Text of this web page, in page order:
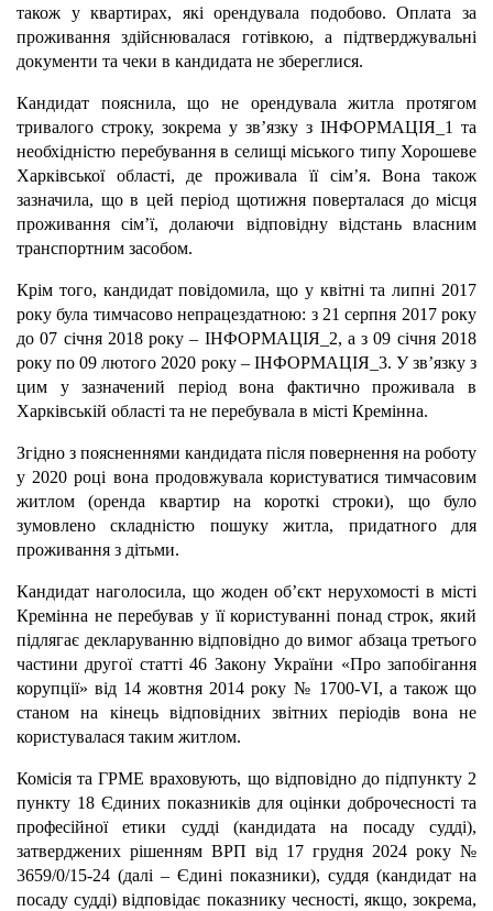
також у квартирах, які орендувала подобово. Оплата за
проживання здійснювалася готівкою, а підтверджувальні
документи та чеки в кандидата не збереглися.
Кандидат пояснила, що не орендувала житла протягом
тривалого строку, зокрема у зв’язку з ІНФОРМАЦІЯ_1 та
необхідністю перебування в селищі міського типу Хорошеве
Харківської області, де проживала її сім’я. Вона також
зазначила, що в цей період щотижня поверталася до місця
проживання сім’ї, долаючи відповідну відстань власним
транспортним засобом.
Крім того, кандидат повідомила, що у квітні та липні 2017
року була тимчасово непрацездатною: з 21 серпня 2017 року
до 07 січня 2018 року – ІНФОРМАЦІЯ_2, а з 09 січня 2018
року по 09 лютого 2020 року – ІНФОРМАЦІЯ_3. У зв’язку з
цим у зазначений період вона фактично проживала в
Харківській області та не перебувала в місті Кремінна.
Згідно з поясненнями кандидата після повернення на роботу
у 2020 році вона продовжувала користуватися тимчасовим
житлом (оренда квартир на короткі строки), що було
зумовлено складністю пошуку житла, придатного для
проживання з дітьми.
Кандидат наголосила, що жоден об’єкт нерухомості в місті
Кремінна не перебував у її користуванні понад строк, який
підлягає декларуванню відповідно до вимог абзаца третього
частини другої статті 46 Закону України «Про запобігання
корупції» від 14 жовтня 2014 року № 1700-VI, а також що
станом на кінець відповідних звітних періодів вона не
користувалася таким житлом.
Комісія та ГРМЕ враховують, що відповідно до підпункту 2
пункту 18 Єдиних показників для оцінки доброчесності та
професійної етики судді (кандидата на посаду судді),
затверджених рішенням ВРП від 17 грудня 2024 року №
3659/0/15-24 (далі – Єдині показники), суддя (кандидат на
посаду судді) відповідає показнику чесності, якщо, зокрема,